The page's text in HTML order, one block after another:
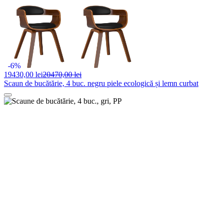
-6%
19430,00 lei20470,00 lei
Scaun de bucătărie, 4 buc. negru piele ecologică și lemn curbat